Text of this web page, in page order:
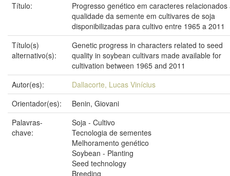
Título:
Progresso genético em caracteres relacionados
qualidade da semente em cultivares de soja
disponibilizadas para cultivo entre 1965 a 2011
Título(s)
alternativo(s):
Genetic progress in characters related to seed
quality in soybean cultivars made available for
cultivation between 1965 and 2011
Autor(es):
Dallacorte, Lucas Vinícius
Orientador(es):
Benin, Giovani
Palavras-
chave:
Soja - Cultivo
Tecnologia de sementes
Melhoramento genético
Soybean - Planting
Seed technology
Breeding